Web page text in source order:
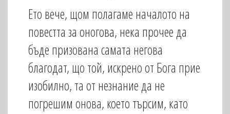
Ето вече, щом полагаме началото на
повестта за оногова, нека прочее да
бъде призована самата негова
благодат, що той, искрено от Бога прие
изобилно, та от незнание да не
погрешим онова, което търсим, като